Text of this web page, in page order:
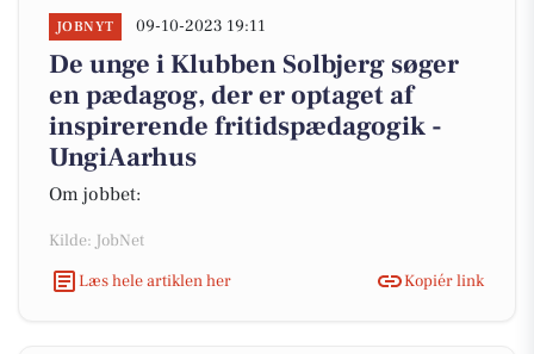
JOBNYT 09-10-2023 19:11
De unge i Klubben Solbjerg søger
en pædagog, der er optaget af
inspirerende fritidspædagogik -
UngiAarhus
Om jobbet:
Kilde: JobNet
Læs hele artiklen her
Kopiér link